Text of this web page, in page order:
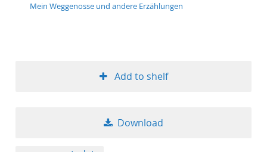
Mein Weggenosse und andere Erzählungen
Add to shelf
Download